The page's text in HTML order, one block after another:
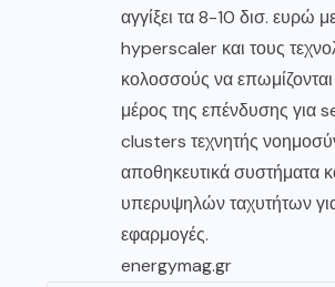
αγγίξει τα 8-10 δισ. ευρώ
hyperscaler και τους
κολοσσούς να
μέρος της επένδυσης για
clusters τεχνητής
αποθηκευτικά συστήματα
υπερυψηλών ταχυτήτων
εφαρμογές.
energymag.gr